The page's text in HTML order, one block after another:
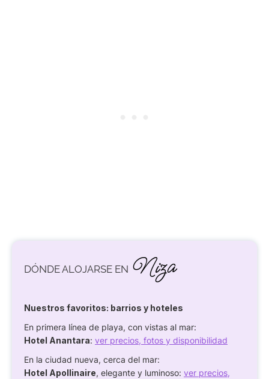
DÓNDE ALOJARSE EN Niza
Nuestros favoritos: barrios y hoteles
En primera línea de playa, con vistas al mar:
Hotel Anantara: ver precios, fotos y disponibilidad
En la ciudad nueva, cerca del mar:
Hotel Apollinaire, elegante y luminoso: ver precios,